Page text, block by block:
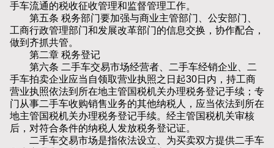
手车流通的税收征收管理和监督管理工作。
第五条 税务部门要加强与商业主管部门、公安部门、
工商行政管理部门和发展改革部门的信息交换，协作配合，
做到齐抓共管。
第二章 税务登记
第六条 二手车交易市场经营者、二手车经销企业、二
手车拍卖企业应当自领取营业执照之日起30日内，持工商
营业执照依法到所在地主管国税机关办理税务登记手续；专
门从事二手车收购销售业务的其他纳税人，应当依法到所在
地主管国税机关办理税务登记手续。经主管国税机关审核
后，对符合条件的纳税人发放税务登记证。
二手车交易市场是指依法设立、为买卖双方提供二手车